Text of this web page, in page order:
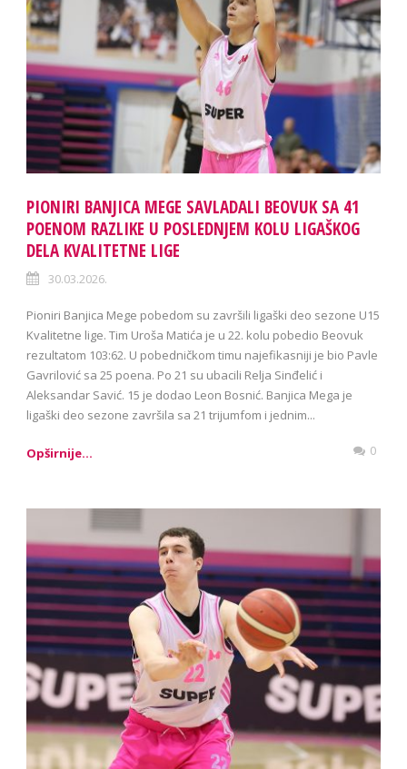
PIONIRI BANJICA MEGE SAVLADALI BEOVUK SA 41
POENOM RAZLIKE U POSLEDNJEM KOLU LIGAŠKOG
DELA KVALITETNE LIGE
30.03.2026.
Pioniri Banjica Mege pobedom su završili ligaški deo sezone U15
Kvalitetne lige. Tim Uroša Matića je u 22. kolu pobedio Beovuk
rezultatom 103:62. U pobedničkom timu najefikasniji je bio Pavle
Gavrilović sa 25 poena. Po 21 su ubacili Relja Sinđelić i
Aleksandar Savić. 15 je dodao Leon Bosnić. Banjica Mega je
ligaški deo sezone završila sa 21 trijumfom i jednim...
Opširnije... 0